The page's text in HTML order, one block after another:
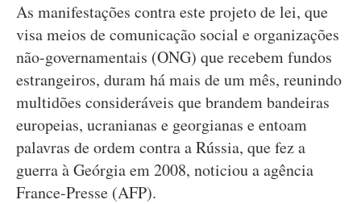
As manifestações contra este projeto de lei, que
visa meios de comunicação social e organizações
não-governamentais (ONG) que recebem fundos
estrangeiros, duram há mais de um mês, reunindo
multidões consideráveis que brandem bandeiras
europeias, ucranianas e georgianas e entoam
palavras de ordem contra a Rússia, que fez a
guerra à Geórgia em 2008, noticiou a agência
France-Presse (AFP).